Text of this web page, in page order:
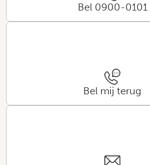
Bel 0900-0101
Bel mij terug